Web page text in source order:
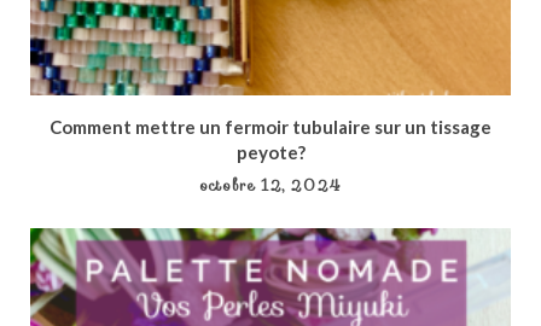
Comment mettre un fermoir tubulaire sur un tissage
peyote?
octobre 12, 2024